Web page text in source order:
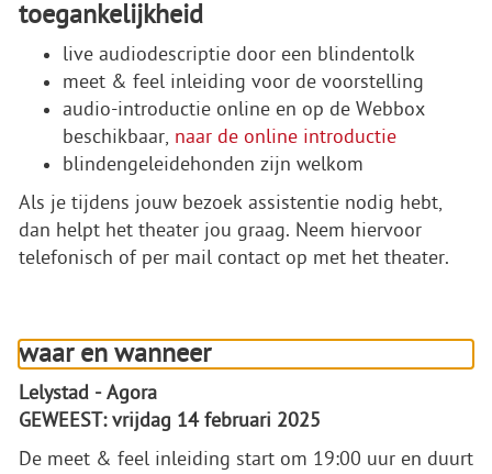
toegankelijkheid
live audiodescriptie door een blindentolk
meet & feel inleiding voor de voorstelling
audio-introductie online en op de Webbox
beschikbaar, naar de online introductie
blindengeleidehonden zijn welkom
Als je tijdens jouw bezoek assistentie nodig hebt,
dan helpt het theater jou graag. Neem hiervoor
telefonisch of per mail contact op met het theater.
waar en wanneer
Lelystad - Agora
GEWEEST: vrijdag 14 februari 2025
De meet & feel inleiding start om 19:00 uur en duurt